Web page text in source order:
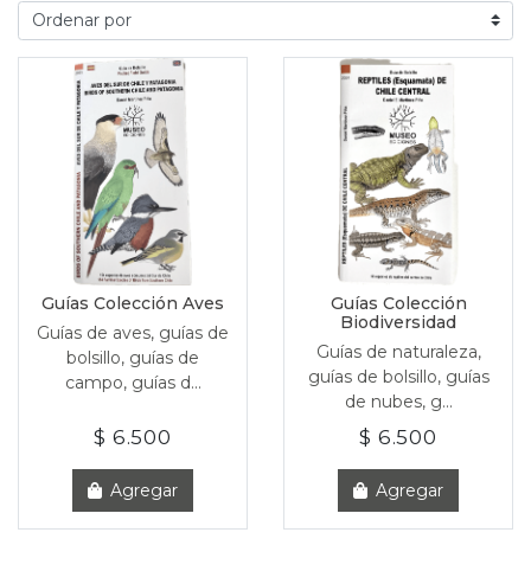
Guías Colección Aves
Guías de aves, guías de
bolsillo, guías de
campo, guías d...
$ 6.500
Agregar
Guías Colección
Biodiversidad
Guías de naturaleza,
guías de bolsillo, guías
de nubes, g...
$ 6.500
Agregar